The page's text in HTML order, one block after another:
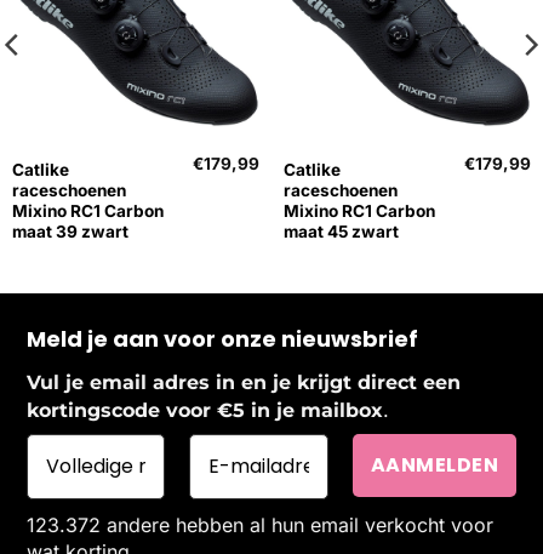
Catlike
raceschoenen
Mixino RC1 Carbon
maat 39 zwart
€179,99
Catlike
raceschoenen
Mixino RC1 Carbon
maat 45 zwart
€179,99
Meld je aan voor onze nieuwsbrief
Vul je email adres in en je krijgt direct een
kortingscode voor €5 in je mailbox.
123.372 andere hebben al hun email verkocht voor